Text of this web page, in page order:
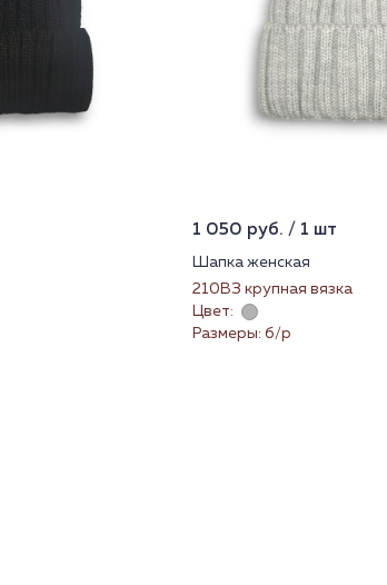
1 050 руб. / 1 шт
Шапка женская
210ВЗ крупная вязка
Цвет:
Размеры: б/р